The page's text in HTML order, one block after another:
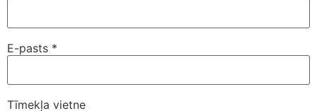
E-pasts *
Tīmekļa vietne